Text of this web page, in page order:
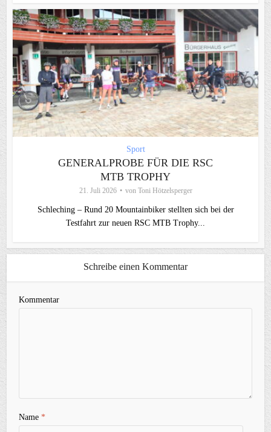
Sport
GENERALPROBE FÜR DIE RSC
MTB TROPHY
21. Juli 2026 von Toni Hötzelsperger
Schleching – Rund 20 Mountainbiker stellten sich bei der
Testfahrt zur neuen RSC MTB Trophy...
Schreibe einen Kommentar
Kommentar
Name*